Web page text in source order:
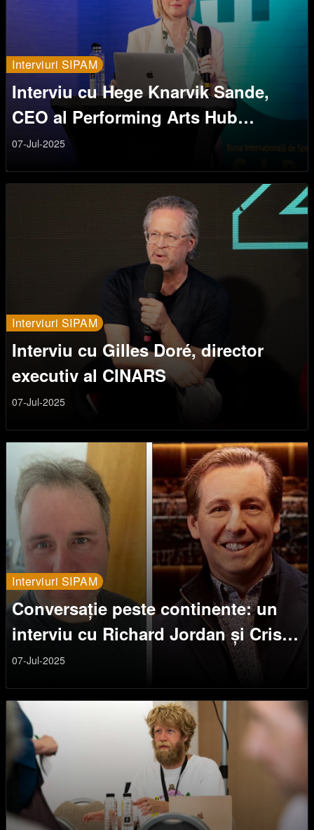
Interviuri SIPAM
Interviu cu Hege Knarvik Sande,
CEO al Performing Arts Hub
Norway (PAHN)
07-Jul-2025
Interviuri SIPAM
Interviu cu Gilles Doré, director
executiv al CINARS
07-Jul-2025
Interviuri SIPAM
Conversație peste continente: un
interviu cu Richard Jordan și Criss
Henderson
07-Jul-2025